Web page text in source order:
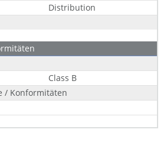
Distribution
Class B
/ Konformitäten